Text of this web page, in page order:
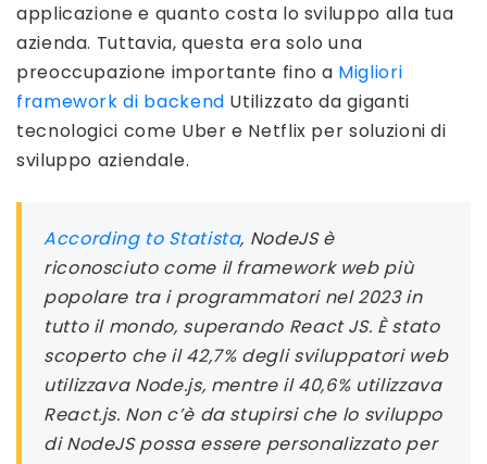
applicazione e quanto costa lo sviluppo alla tua
azienda. Tuttavia, questa era solo una
preoccupazione importante fino a Migliori
framework di backend Utilizzato da giganti
tecnologici come Uber e Netflix per soluzioni di
sviluppo aziendale.
According to Statista, NodeJS è
riconosciuto come il framework web più
popolare tra i programmatori nel 2023 in
tutto il mondo, superando React JS. È stato
scoperto che il 42,7% degli sviluppatori web
utilizzava Node.js, mentre il 40,6% utilizzava
React.js. Non c’è da stupirsi che lo sviluppo
di NodeJS possa essere personalizzato per